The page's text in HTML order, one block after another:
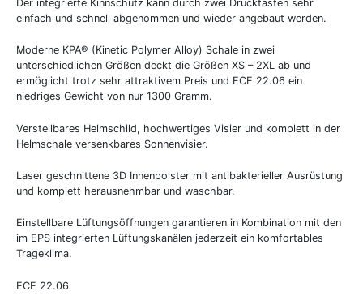
Der integrierte Kinnschutz kann durch zwei Drucktasten sehr
einfach und schnell abgenommen und wieder angebaut werden.
Moderne KPA® (Kinetic Polymer Alloy) Schale in zwei
unterschiedlichen Größen deckt die Größen XS – 2XL ab und
ermöglicht trotz sehr attraktivem Preis und ECE 22.06 ein
niedriges Gewicht von nur 1300 Gramm.
Verstellbares Helmschild, hochwertiges Visier und komplett in der
Helmschale versenkbares Sonnenvisier.
Laser geschnittene 3D Innenpolster mit antibakterieller Ausrüstung
und komplett herausnehmbar und waschbar.
Einstellbare Lüftungsöffnungen garantieren in Kombination mit den
im EPS integrierten Lüftungskanälen jederzeit ein komfortables
Trageklima.
ECE 22.06